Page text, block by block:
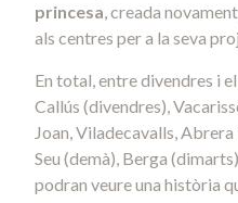
princesa, creada
als centres per a la seva
En total, entre divendres i
Callús (divendres),
Joan, Viladecavalls,
Seu (demà), Berga
podran veure una història